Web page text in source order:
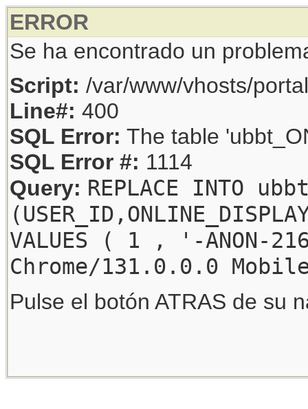
ERROR
Se ha encontrado un
Script: /var/www/vhosts/
Line#: 400
SQL Error: The table
SQL Error #: 1114
Query: REPLACE INTO
VALUES ( 1 , '-
Chrome/131.0.0.0
Pulse el botón ATRAS de su